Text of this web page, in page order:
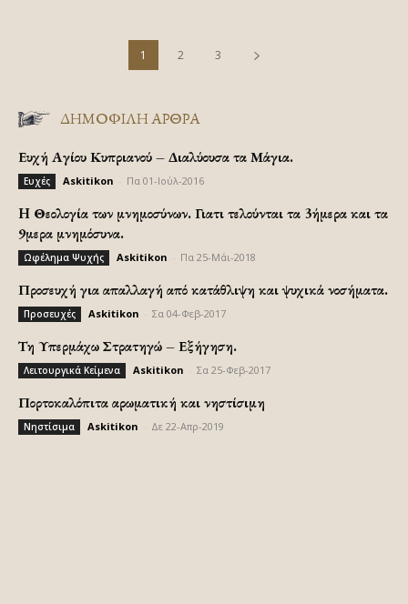
1 2 3
ΔΗΜΟΦΙΛΗ ΑΡΘΡΑ
Ευχή Αγίου Κυπριανού – Διαλύουσα τα Μάγια.
Ευχές Askitikon Πα 01-Ιούλ-2016
H Θεολογία των μνημοσύνων. Γιατι τελούνται τα 3ήμερα και τα
9μερα μνημόσυνα.
Ωφέλημα Ψυχής Askitikon Πα 25-Μάι-2018
Προσευχή για απαλλαγή από κατάθλιψη και ψυχικά νοσήματα.
Προσευχές Askitikon Σα 04-Φεβ-2017
Τη Υπερμάχω Στρατηγώ – Εξήγηση.
Λειτουργικά Κείμενα Askitikon Σα 25-Φεβ-2017
Πορτοκαλόπιτα αρωματική και νηστίσιμη
Νηστίσιμα Askitikon Δε 22-Απρ-2019